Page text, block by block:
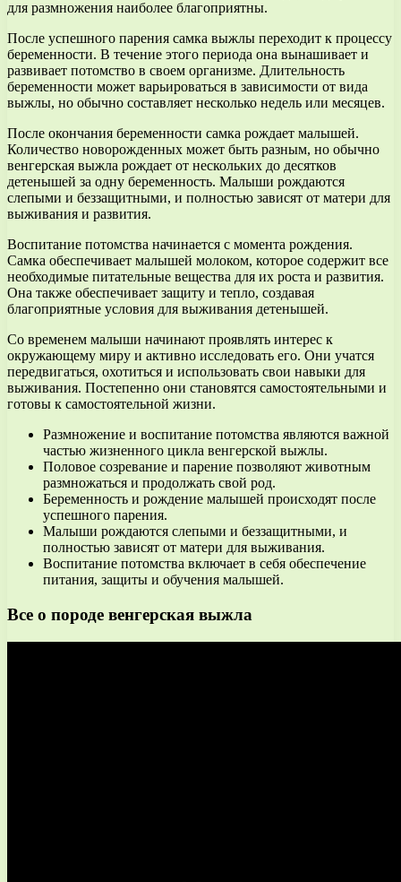
для размножения наиболее благоприятны.
После успешного парения самка выжлы переходит к процессу
беременности. В течение этого периода она вынашивает и
развивает потомство в своем организме. Длительность
беременности может варьироваться в зависимости от вида
выжлы, но обычно составляет несколько недель или месяцев.
После окончания беременности самка рождает малышей.
Количество новорожденных может быть разным, но обычно
венгерская выжла рождает от нескольких до десятков
детенышей за одну беременность. Малыши рождаются
слепыми и беззащитными, и полностью зависят от матери для
выживания и развития.
Воспитание потомства начинается с момента рождения.
Самка обеспечивает малышей молоком, которое содержит все
необходимые питательные вещества для их роста и развития.
Она также обеспечивает защиту и тепло, создавая
благоприятные условия для выживания детенышей.
Со временем малыши начинают проявлять интерес к
окружающему миру и активно исследовать его. Они учатся
передвигаться, охотиться и использовать свои навыки для
выживания. Постепенно они становятся самостоятельными и
готовы к самостоятельной жизни.
Размножение и воспитание потомства являются важной
частью жизненного цикла венгерской выжлы.
Половое созревание и парение позволяют животным
размножаться и продолжать свой род.
Беременность и рождение малышей происходят после
успешного парения.
Малыши рождаются слепыми и беззащитными, и
полностью зависят от матери для выживания.
Воспитание потомства включает в себя обеспечение
питания, защиты и обучения малышей.
Все о породе венгерская выжла